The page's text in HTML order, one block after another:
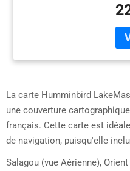
La carte Humminbird
une couverture
français. Cette carte est
de navigation, puisqu'elle
Salagou (vue Aérienne),